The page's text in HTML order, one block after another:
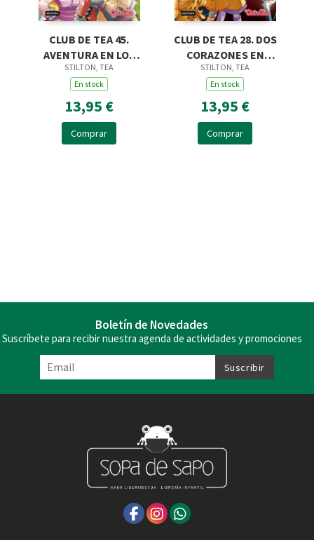
CLUB DE TEA 45.
AVENTURA EN LOS
EE.UU.
STILTON, TEA
En stock
13,95 €
Comprar
CLUB DE TEA 28. DOS
CORAZONES EN
LONDRES
STILTON, TEA
En stock
13,95 €
Comprar
Boletín de Novedades
Suscríbete para recibir nuestra agenda de actividades y promociones